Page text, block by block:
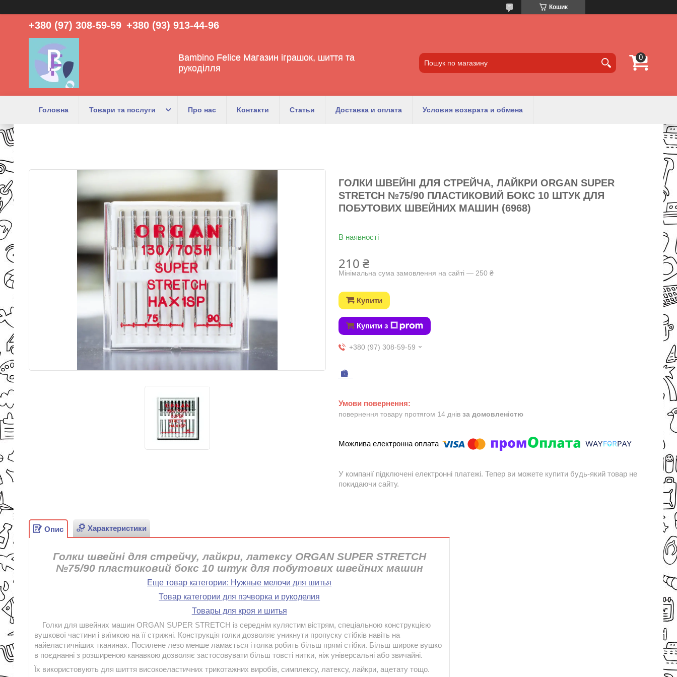
Кошик
+380 (97) 308-59-59 +380 (93) 913-44-96
Bambino Felice Магазин іграшок, шиття та
рукоділля
Головна Товари та послуги Про нас Контакти Статьи Доставка и оплата Условия возврата и обмена
ГОЛКИ ШВЕЙНІ ДЛЯ СТРЕЙЧА, ЛАЙКРИ ORGAN SUPER
STRETCH №75/90 ПЛАСТИКОВИЙ БОКС 10 ШТУК ДЛЯ
ПОБУТОВИХ ШВЕЙНИХ МАШИН (6968)
В наявності
210 ₴
Мінімальна сума замовлення на сайті — 250 ₴
Купити
Купити з
+380 (97) 308-59-59
повернення товару протягом 14 днів за домовленістю
У компанії підключені електронні платежі. Тепер ви можете купити будь-який товар не
покидаючи сайту.
Опис Характеристики
Голки швейні для стрейчу, лайкри, латексу ORGAN SUPER STRETCH
№75/90 пластиковий бокс 10 штук для побутових швейних машин
Еще товар категории: Нужные мелочи для шитья
Товар категории для пэчворка и рукоделия
Товары для кроя и шитья
Голки для швейних машин ORGAN SUPER STRETCH із середнім кулястим вістрям, спеціальною конструкцією
вушкової частини і виїмкою на її стрижні. Конструкція голки дозволяє уникнути пропуску стібків навіть на
найеластичніших тканинах. Посилене лезо менше ламається і голка робить більш прямі стібки. Більш широке вушко
в поєднанні з розширеною канавкою дозволяє застосовувати більш товсті нитки, ніж універсальні або звичайні.
Їх використовують для шиття високоеластичних трикотажних виробів, симплексу, латексу, лайкри, ацетату тощо.